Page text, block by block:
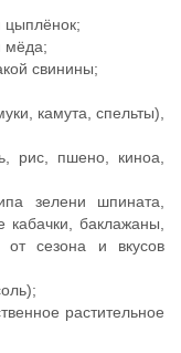
мёда;
свинины;
камута, спельты),
рис, пшено, киноа,
зелени шпината,
кабачки, баклажаны,
сезона и вкусов
растительное